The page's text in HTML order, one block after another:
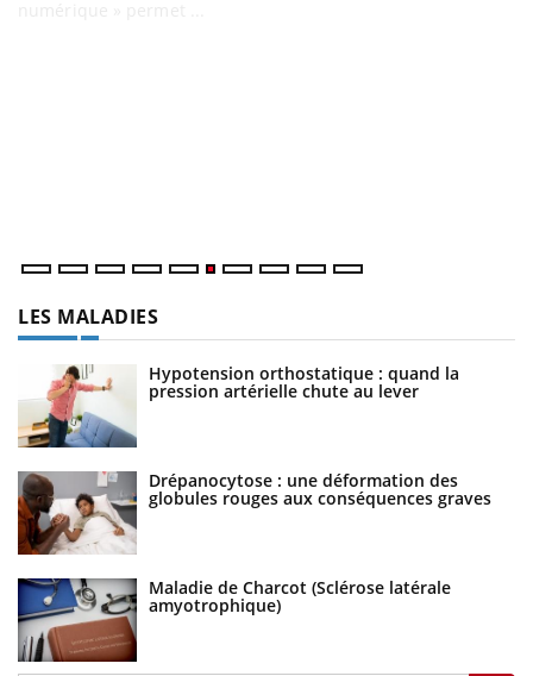
LES MALADIES
Hypotension orthostatique : quand la
pression artérielle chute au lever
Drépanocytose : une déformation des
globules rouges aux conséquences graves
Maladie de Charcot (Sclérose latérale
amyotrophique)